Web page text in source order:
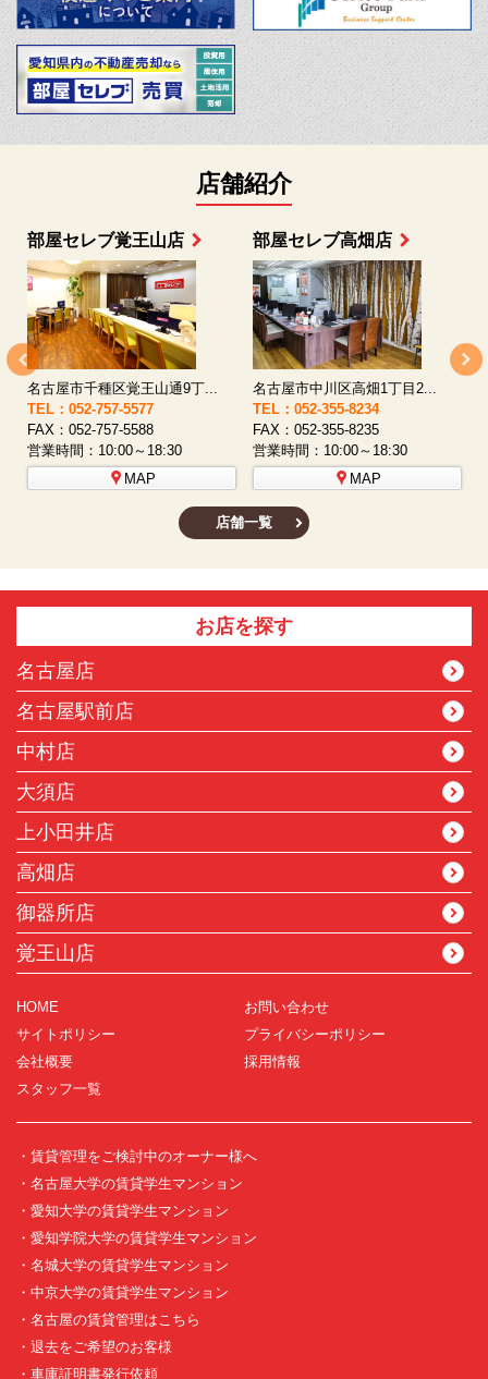
店舗紹介
部屋セレブ上小田井店
名古屋市西区八筋町277 ...
TEL：052-508-5933
FAX：052-508-5930
営業時間：10:00～18:30
MAP
部屋セレブ中村店
名古屋市中村区太閤通9-1...
TEL：052-481-0853
FAX：052-481-3587
営業時間：10:00～18:30
MAP
店舗一覧
お店を探す
名古屋店
名古屋駅前店
中村店
大須店
上小田井店
高畑店
御器所店
覚王山店
HOME
お問い合わせ
サイトポリシー
プライバシーポリシー
会社概要
採用情報
スタッフ一覧
・賃貸管理をご検討中のオーナー様へ
・名古屋大学の賃貸学生マンション
・愛知大学の賃貸学生マンション
・愛知学院大学の賃貸学生マンション
・名城大学の賃貸学生マンション
・中京大学の賃貸学生マンション
・名古屋の賃貸管理はこちら
・退去をご希望のお客様
・車庫証明書発行依頼